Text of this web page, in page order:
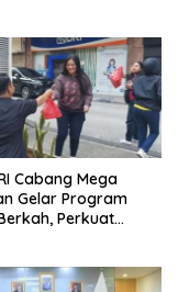
Cabang Mega
Gelar Program
Perkuat